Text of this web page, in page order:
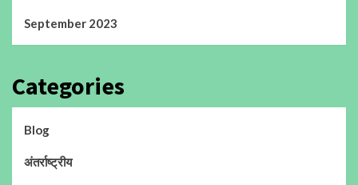
September 2023
Categories
Blog
अंतर्राष्ट्रीय